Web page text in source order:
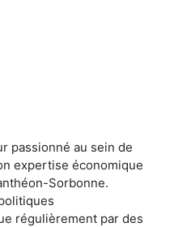
passionné au sein de
expertise économique
Sorbonne.
régulièrement par des